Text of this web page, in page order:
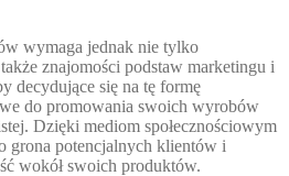
wymaga jednak nie tylko
znajomości podstaw marketingu i
decydujące się na tę formę
do promowania swoich wyrobów
Dzięki mediom społecznościowym
grona potencjalnych klientów i
wokół swoich produktów.